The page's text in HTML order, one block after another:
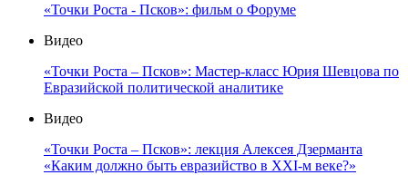
«Точки Роста - Псков»: фильм о Форуме
Видео
«Точки Роста – Псков»: Мастер-класс Юрия Шевцова по
Евразийской политической аналитике
Видео
«Точки Роста – Псков»: лекция Алексея Дзерманта
«Каким должно быть евразийство в XXI-м веке?»